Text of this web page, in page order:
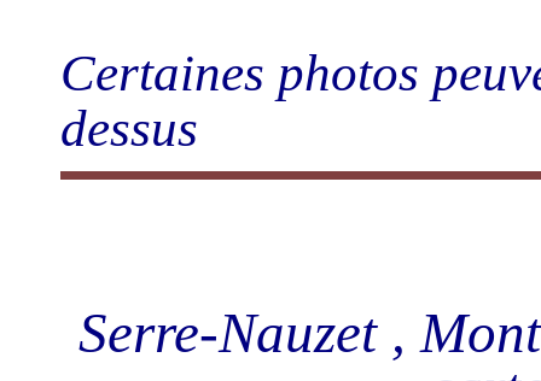
Certaines photos
dessus
Serre-Nauzet ,